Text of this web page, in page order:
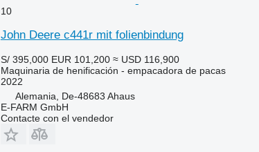
10
John Deere c441r mit folienbindung
S/ 395,000 EUR 101,200 ≈ USD 116,900
Maquinaria de henificación - empacadora de pacas
2022
Alemania, De-48683 Ahaus
E-FARM GmbH
Contacte con el vendedor